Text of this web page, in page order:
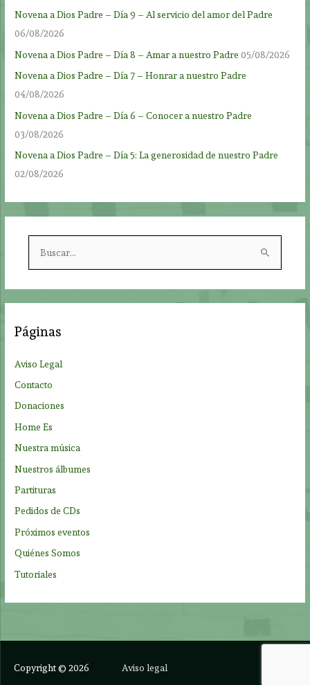
Novena a Dios Padre – Día 9 – Al servicio del amor del Padre
06/08/2026
Novena a Dios Padre – Día 8 – Amar a nuestro Padre 05/08/2026
Novena a Dios Padre – Día 7 – Honrar a nuestro Padre
04/08/2026
Novena a Dios Padre – Día 6 – Conocer a nuestro Padre
03/08/2026
Novena a Dios Padre – Día 5: La generosidad de nuestro Padre
02/08/2026
c
r
:
Páginas
Aviso Legal
Contacto
Donaciones
Home Es
Nuestra música
Nuestros álbumes
Partituras
Pedidos de CDs
Próximos eventos
Quiénes Somos
Tutoriales
Copyright © 2026 Aviso legal